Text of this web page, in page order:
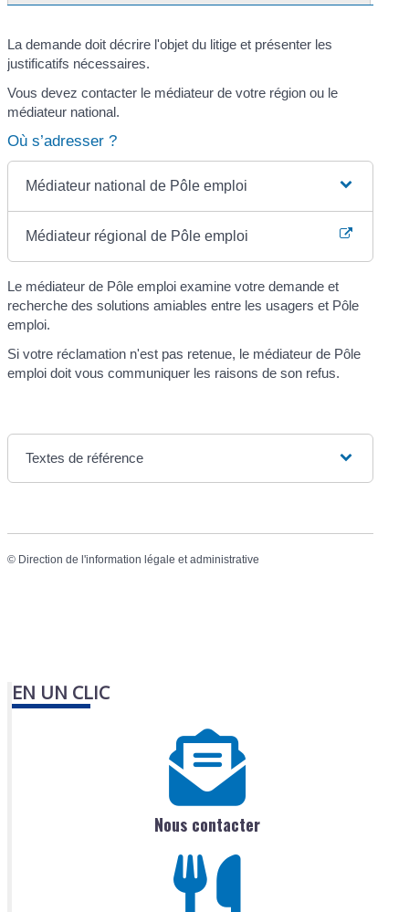
La demande doit décrire l'objet du litige et présenter les
justificatifs nécessaires.
Vous devez contacter le médiateur de votre région ou le
médiateur national.
Où s’adresser ?
Médiateur national de Pôle emploi
Médiateur régional de Pôle emploi
Le médiateur de Pôle emploi examine votre demande et
recherche des solutions amiables entre les usagers et Pôle
emploi.
Si votre réclamation n'est pas retenue, le médiateur de Pôle
emploi doit vous communiquer les raisons de son refus.
Textes de référence
© Direction de l'information légale et administrative
EN UN CLIC
Nous contacter